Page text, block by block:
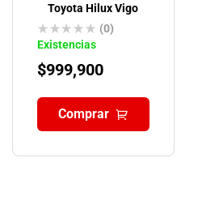
Toyota Hilux Vigo
(0)
Existencias
$999,900
Comprar